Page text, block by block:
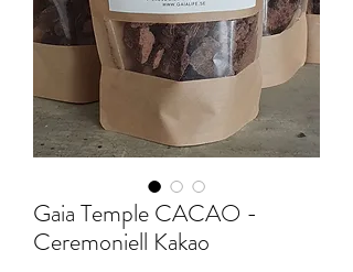
Gaia Temple CACAO -
Ceremoniell Kakao